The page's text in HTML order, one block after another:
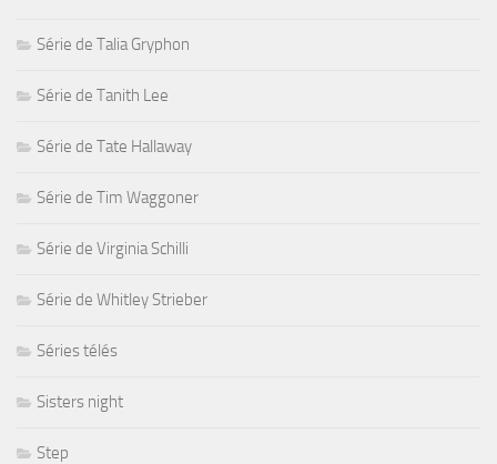
Série de Talia Gryphon
Série de Tanith Lee
Série de Tate Hallaway
Série de Tim Waggoner
Série de Virginia Schilli
Série de Whitley Strieber
Séries télés
Sisters night
Step